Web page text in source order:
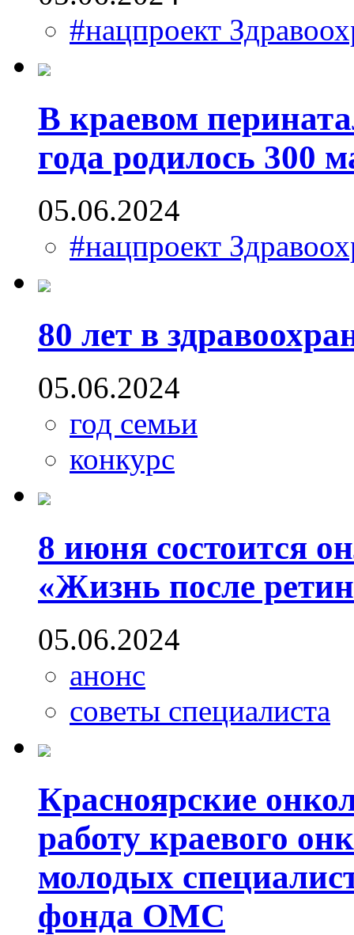
#нацпроект
В краевом
года родилось 300
05.06.2024
#нацпроект
80 лет в
05.06.2024
год семьи
конкурс
8 июня состоится
«Жизнь после
05.06.2024
анонс
советы специалиста
Красноярские
работу краевого
молодых
фонда ОМС